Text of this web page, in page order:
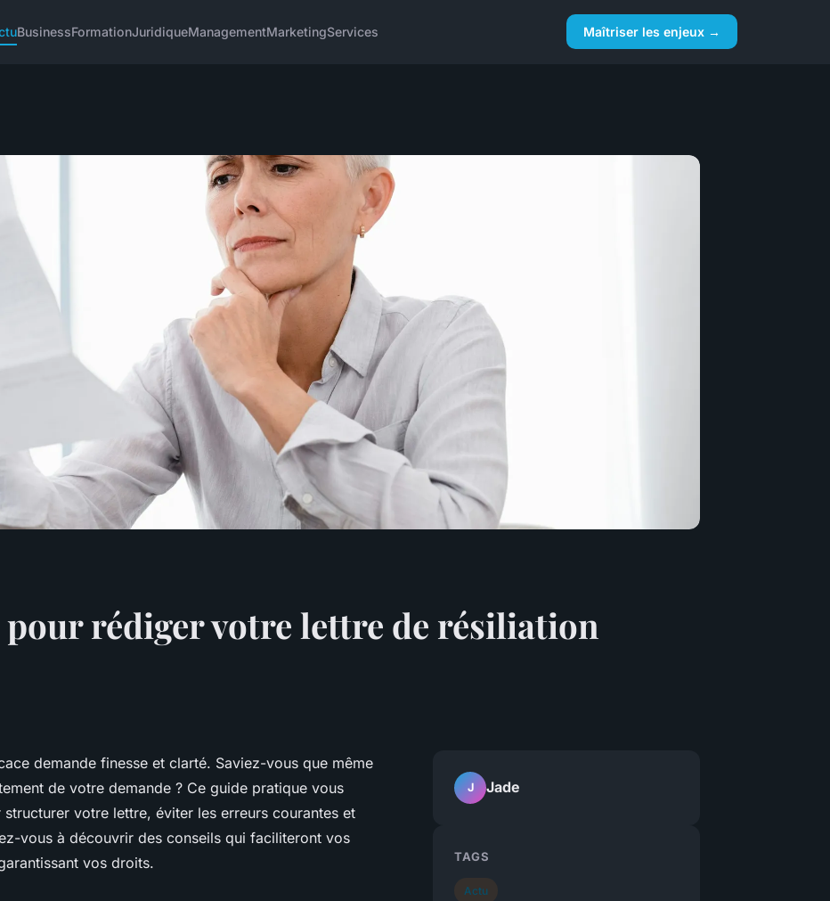
BusinessFormationJuridiqueManagementMarketingServices Maîtriser les enjeux →
rédiger votre lettre de résiliation
demande finesse et clarté. Saviez-vous que même
de votre demande ? Ce guide pratique vous
votre lettre, éviter les erreurs courantes et
vous à découvrir des conseils qui faciliteront vos
vos droits.
J Jade
TAGS
Actu